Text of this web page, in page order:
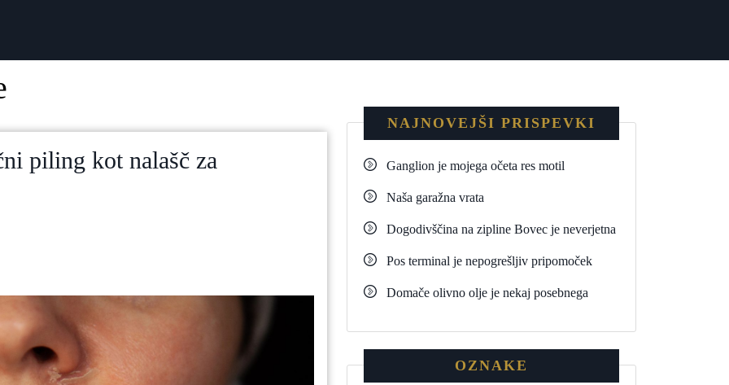
piling kot nalašč za
NAJNOVEJŠI PRISPEVKI
Ganglion je mojega očeta res motil
Naša garažna vrata
Dogodivščina na zipline Bovec je neverjetna
Pos terminal je nepogrešljiv pripomoček
Domače olivno olje je nekaj posebnega
OZNAKE